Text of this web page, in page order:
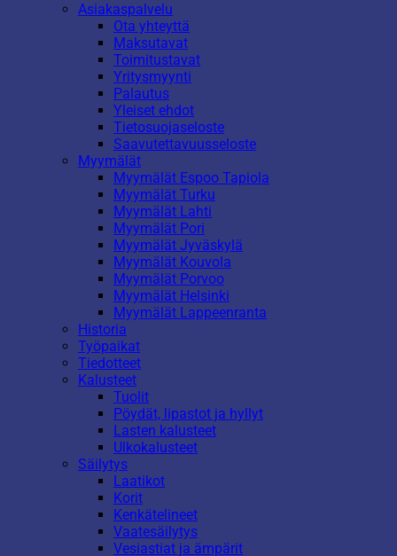
Asiakaspalvelu
Ota yhteyttä
Maksutavat
Toimitustavat
Yritysmyynti
Palautus
Yleiset ehdot
Tietosuojaseloste
Saavutettavuusseloste
Myymälät
Myymälät Espoo Tapiola
Myymälät Turku
Myymälät Lahti
Myymälät Pori
Myymälät Jyväskylä
Myymälät Kouvola
Myymälät Porvoo
Myymälät Helsinki
Myymälät Lappeenranta
Historia
Työpaikat
Tiedotteet
Kalusteet
Tuolit
Pöydät, lipastot ja hyllyt
Lasten kalusteet
Ulkokalusteet
Säilytys
Laatikot
Korit
Kenkätelineet
Vaatesäilytys
Vesiastiat ja ämpärit